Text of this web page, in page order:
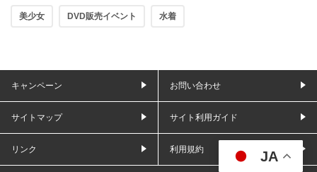
美少女 DVD販売イベント 水着
JA
キャンペーン お問い合わせ
サイトマップ サイト利用ガイド
リンク 利用規約